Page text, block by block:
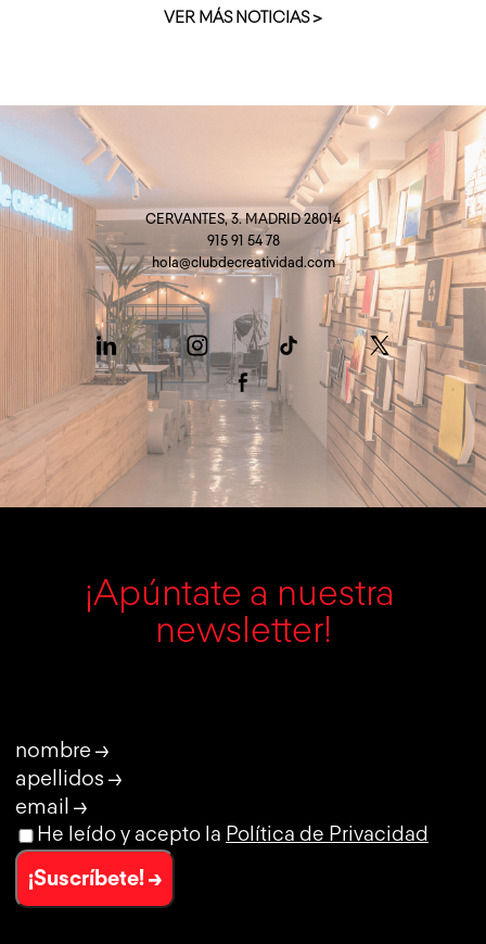
VER MÁS NOTICIAS >
CERVANTES, 3. MADRID 28014
915 91 54 78
hola@clubdecreatividad.com
¡Apúntate a nuestra
newsletter!
nombre →
apellidos →
email →
He leído y acepto la Política de Privacidad
¡Suscríbete! →